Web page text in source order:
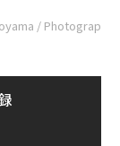
/ Photograp